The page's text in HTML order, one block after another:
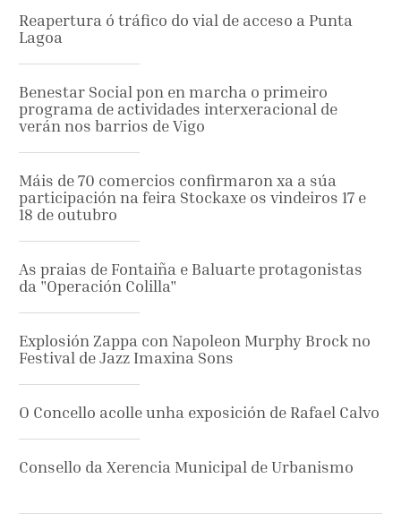
Reapertura ó tráfico do vial de acceso a Punta
Lagoa
Benestar Social pon en marcha o primeiro
programa de actividades interxeracional de
verán nos barrios de Vigo
Máis de 70 comercios confirmaron xa a súa
participación na feira Stockaxe os vindeiros 17 e
18 de outubro
As praias de Fontaiña e Baluarte protagonistas
da "Operación Colilla"
Explosión Zappa con Napoleon Murphy Brock no
Festival de Jazz Imaxina Sons
O Concello acolle unha exposición de Rafael Calvo
Consello da Xerencia Municipal de Urbanismo